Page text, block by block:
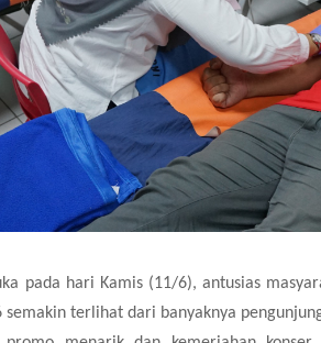
pada hari Kamis (11/6), antusias
semakin terlihat dari banyaknya